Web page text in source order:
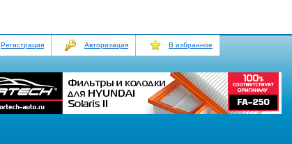
Регистрация Авторизация В избранное